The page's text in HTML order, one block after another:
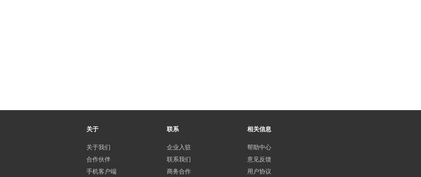
关于
关于我们
合作伙伴
手机客户端
联系
企业入驻
联系我们
商务合作
相关信息
帮助中心
意见反馈
用户协议